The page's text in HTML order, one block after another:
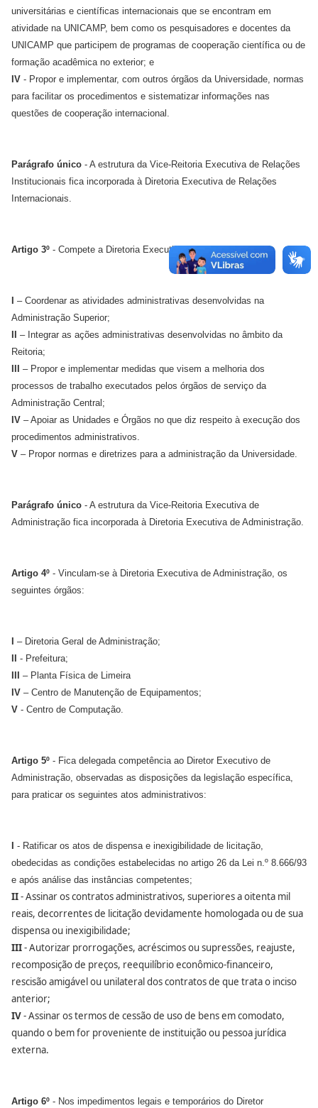
universitárias e científicas internacionais que se encontram em
atividade na UNICAMP, bem como os pesquisadores e docentes da
UNICAMP que participem de programas de cooperação científica ou de
formação acadêmica no exterior; e
IV - Propor e implementar, com outros órgãos da Universidade, normas
para facilitar os procedimentos e sistematizar informações nas
questões de cooperação internacional.
Parágrafo único - A estrutura da Vice-Reitoria Executiva de Relações
Institucionais fica incorporada à Diretoria Executiva de Relações
Internacionais.
Artigo 3º - Compete a Diretoria Executiva de Administração:
– Coordenar as atividades administrativas desenvolvidas na
Administração Superior;
– Integrar as ações administrativas desenvolvidas no âmbito da
Reitoria;
– Propor e implementar medidas que visem a melhoria dos
processos de trabalho executados pelos órgãos de serviço da
Administração Central;
IV – Apoiar as Unidades e Órgãos no que diz respeito à execução dos
procedimentos administrativos.
V – Propor normas e diretrizes para a administração da Universidade.
Parágrafo único - A estrutura da Vice-Reitoria Executiva de
Administração fica incorporada à Diretoria Executiva de Administração.
Artigo 4º - Vinculam-se à Diretoria Executiva de Administração, os
seguintes órgãos:
– Diretoria Geral de Administração;
- Prefeitura;
– Planta Física de Limeira
IV – Centro de Manutenção de Equipamentos;
V - Centro de Computação.
Artigo 5º - Fica delegada competência ao Diretor Executivo de
Administração, observadas as disposições da legislação específica,
para praticar os seguintes atos administrativos:
- Ratificar os atos de dispensa e inexigibilidade de licitação,
obedecidas as condições estabelecidas no artigo 26 da Lei n.º 8.666/93
e após análise das instâncias competentes;
II- Assinar os contratos administrativos, superiores a oitenta mil
reais, decorrentes de licitação devidamente homologada ou de sua
dispensa ou inexigibilidade;
III- Autorizar prorrogações, acréscimos ou supressões, reajuste,
recomposição de preços, reequilíbrio econômico-financeiro,
rescisão amigável ou unilateral dos contratos de que trata o inciso
anterior;
IV- Assinar os termos de cessão de uso de bens em comodato,
quando o bem for proveniente de instituição ou pessoa jurídica
externa.
Artigo 6º - Nos impedimentos legais e temporários do Diretor